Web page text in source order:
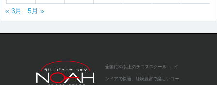
« 3月
5月 »
全国に35以上のテニススクール ～ イ
ンドアで快適、経験豊富で楽しいコー